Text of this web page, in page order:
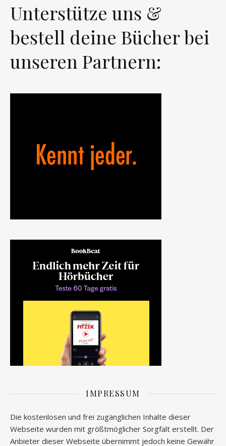
Unterstütze uns &
bestell deine Bücher bei
unseren Partnern:
IMPRESSUM
Die kostenlosen und frei zugänglichen Inhalte dieser
Webseite wurden mit größtmöglicher Sorgfalt erstellt. Der
Anbieter dieser Webseite übernimmt jedoch keine Gewähr